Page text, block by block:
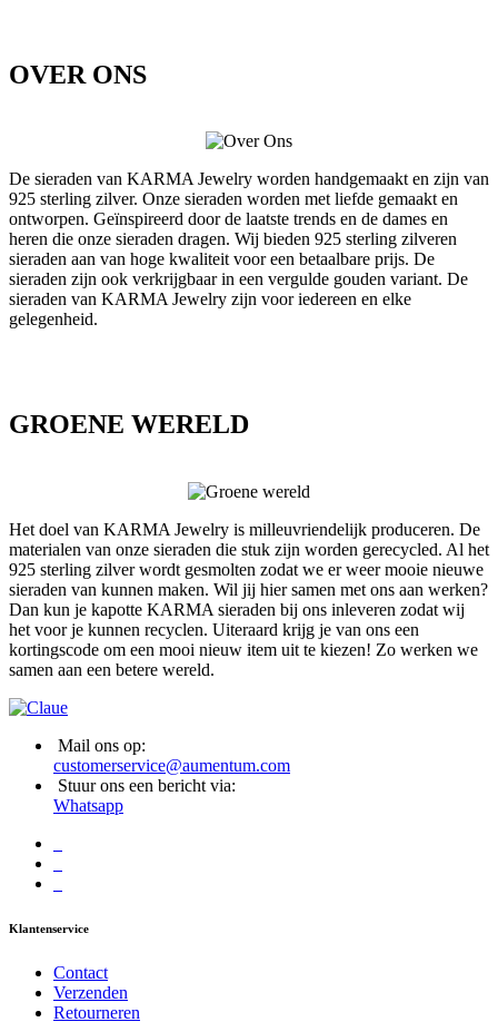
OVER ONS
De sieraden van KARMA Jewelry worden handgemaakt en zijn van
925 sterling zilver. Onze sieraden worden met liefde gemaakt en
ontworpen. Geïnspireerd door de laatste trends en de dames en
heren die onze sieraden dragen. Wij bieden 925 sterling zilveren
sieraden aan van hoge kwaliteit voor een betaalbare prijs. De
sieraden zijn ook verkrijgbaar in een vergulde gouden variant. De
sieraden van KARMA Jewelry zijn voor iedereen en elke
gelegenheid.
GROENE WERELD
Het doel van KARMA Jewelry is milleuvriendelijk produceren. De
materialen van onze sieraden die stuk zijn worden gerecycled. Al het
925 sterling zilver wordt gesmolten zodat we er weer mooie nieuwe
sieraden van kunnen maken. Wil jij hier samen met ons aan werken?
Dan kun je kapotte KARMA sieraden bij ons inleveren zodat wij
het voor je kunnen recyclen. Uiteraard krijg je van ons een
kortingscode om een mooi nieuw item uit te kiezen! Zo werken we
samen aan een betere wereld.
Mail ons op:
customerservice@aumentum.com
Stuur ons een bericht via:
Whatsapp
Klantenservice
Contact
Verzenden
Retourneren